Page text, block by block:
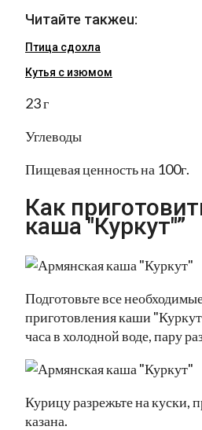
Читайте такжеu:
Птица сдохла
Кутья с изюмом
23 г
Углеводы
Пищевая ценность на 100г.
Как
каша "Куркут"”
Подготовьте все
приготовления каши
часа в холодной воде, пару
Курицу разрежьте на куски,
казана.